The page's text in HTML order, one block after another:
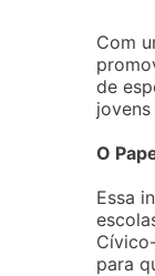
Com
de
O
Essa
para